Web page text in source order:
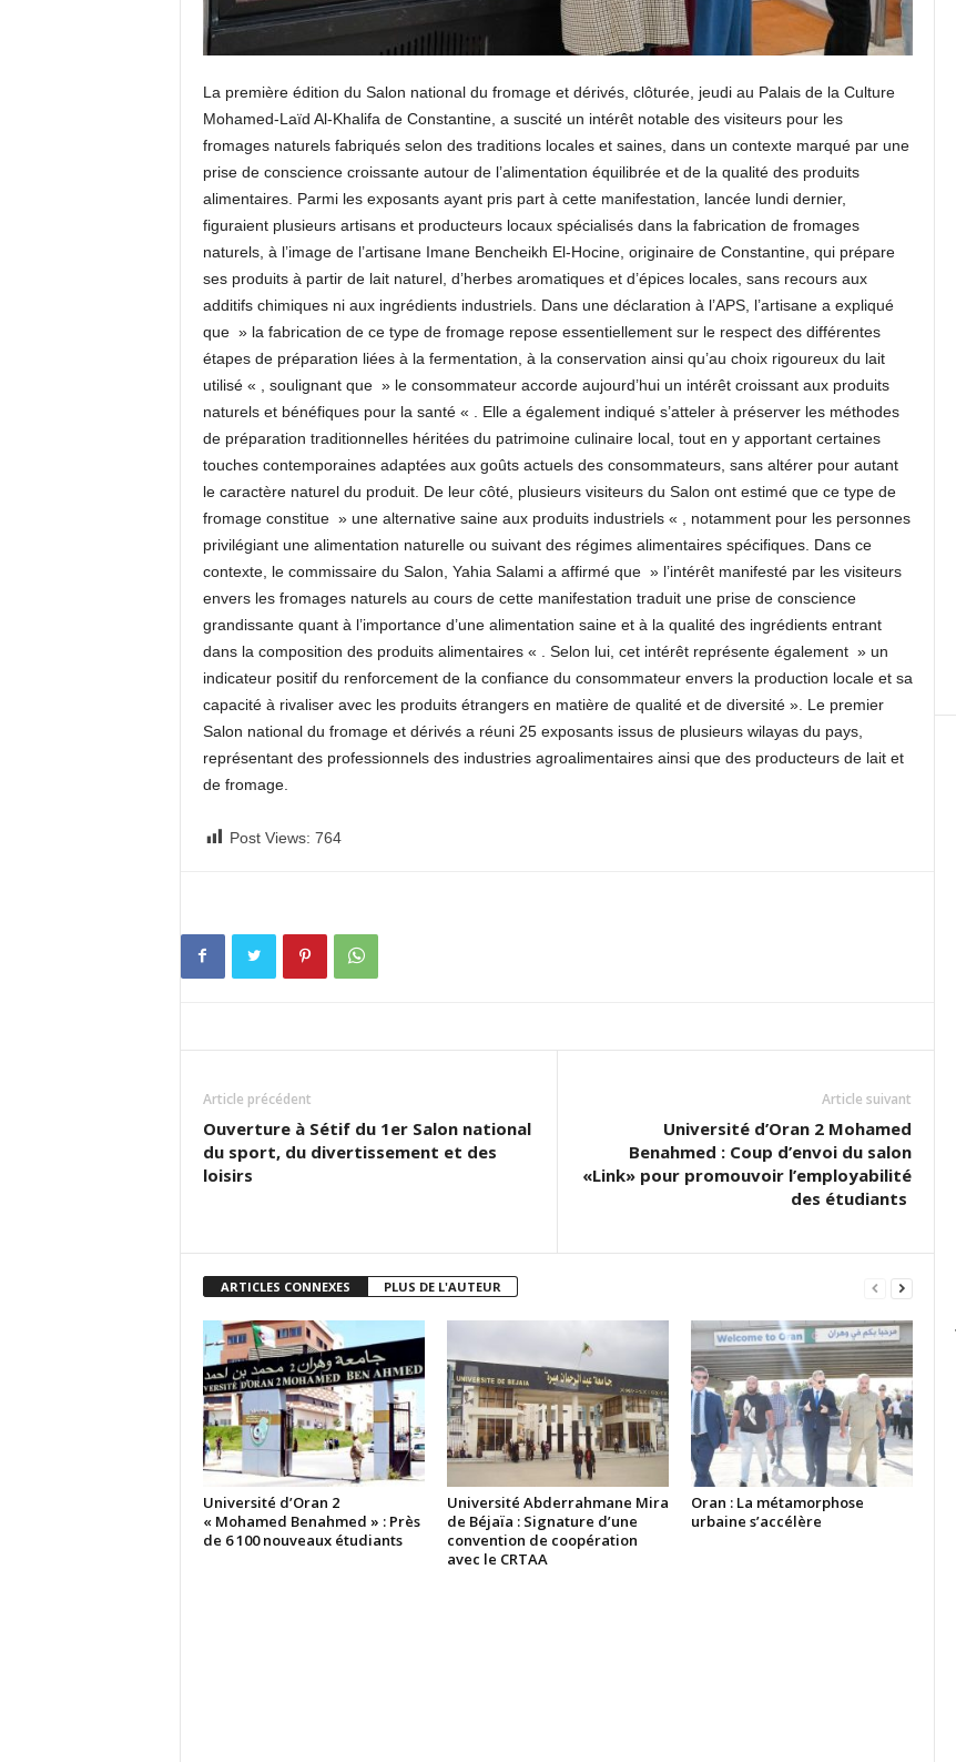
La première édition du Salon national du fromage et dérivés, clôturée, jeudi au Palais de la Culture
Mohamed-Laïd Al-Khalifa de Constantine, a suscité un intérêt notable des visiteurs pour les
fromages naturels fabriqués selon des traditions locales et saines, dans un contexte marqué par une
prise de conscience croissante autour de l’alimentation équilibrée et de la qualité des produits
alimentaires. Parmi les exposants ayant pris part à cette manifestation, lancée lundi dernier,
figuraient plusieurs artisans et producteurs locaux spécialisés dans la fabrication de fromages
naturels, à l’image de l’artisane Imane Bencheikh El-Hocine, originaire de Constantine, qui prépare
ses produits à partir de lait naturel, d’herbes aromatiques et d’épices locales, sans recours aux
additifs chimiques ni aux ingrédients industriels. Dans une déclaration à l’APS, l’artisane a expliqué
que » la fabrication de ce type de fromage repose essentiellement sur le respect des différentes
étapes de préparation liées à la fermentation, à la conservation ainsi qu’au choix rigoureux du lait
utilisé « , soulignant que » le consommateur accorde aujourd’hui un intérêt croissant aux produits
naturels et bénéfiques pour la santé « . Elle a également indiqué s’atteler à préserver les méthodes
de préparation traditionnelles héritées du patrimoine culinaire local, tout en y apportant certaines
touches contemporaines adaptées aux goûts actuels des consommateurs, sans altérer pour autant
le caractère naturel du produit. De leur côté, plusieurs visiteurs du Salon ont estimé que ce type de
fromage constitue » une alternative saine aux produits industriels « , notamment pour les personnes
privilégiant une alimentation naturelle ou suivant des régimes alimentaires spécifiques. Dans ce
contexte, le commissaire du Salon, Yahia Salami a affirmé que » l’intérêt manifesté par les visiteurs
envers les fromages naturels au cours de cette manifestation traduit une prise de conscience
grandissante quant à l’importance d’une alimentation saine et à la qualité des ingrédients entrant
dans la composition des produits alimentaires « . Selon lui, cet intérêt représente également » un
indicateur positif du renforcement de la confiance du consommateur envers la production locale et sa
capacité à rivaliser avec les produits étrangers en matière de qualité et de diversité ». Le premier
Salon national du fromage et dérivés a réuni 25 exposants issus de plusieurs wilayas du pays,
représentant des professionnels des industries agroalimentaires ainsi que des producteurs de lait et
de fromage.
Post Views: 764
Article précédent
Ouverture à Sétif du 1er Salon national
du sport, du divertissement et des
loisirs
Article suivant
Université d’Oran 2 Mohamed
Benahmed : Coup d’envoi du salon
«Link» pour promouvoir l’employabilité
des étudiants
ARTICLES CONNEXES PLUS DE L'AUTEUR
Université d’Oran 2
« Mohamed Benahmed » : Près
de 6 100 nouveaux étudiants
Université Abderrahmane Mira
de Béjaïa : Signature d’une
convention de coopération
avec le CRTAA
Oran : La métamorphose
urbaine s’accélère